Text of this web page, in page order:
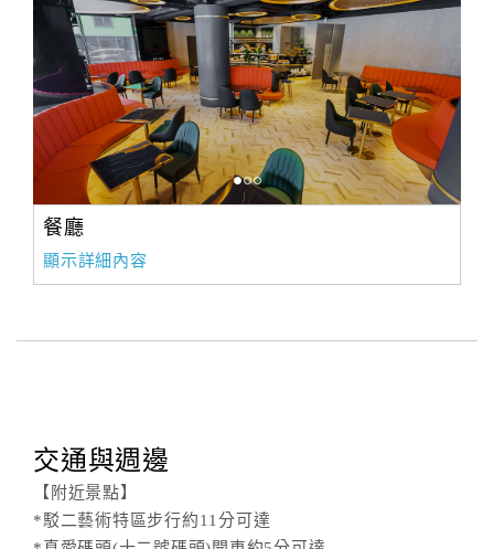
餐廳
顯示詳細內容
交通與週邊
【附近景點】
*駁二藝術特區步行約11分可達